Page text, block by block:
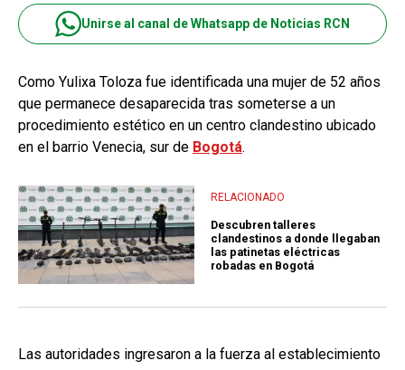
Unirse al canal de Whatsapp de Noticias RCN
Como Yulixa Toloza fue identificada una mujer de 52 años
que permanece desaparecida tras someterse a un
procedimiento estético en un centro clandestino ubicado
en el barrio Venecia, sur de Bogotá.
RELACIONADO
Descubren talleres
clandestinos a donde llegaban
las patinetas eléctricas
robadas en Bogotá
Las autoridades ingresaron a la fuerza al establecimiento